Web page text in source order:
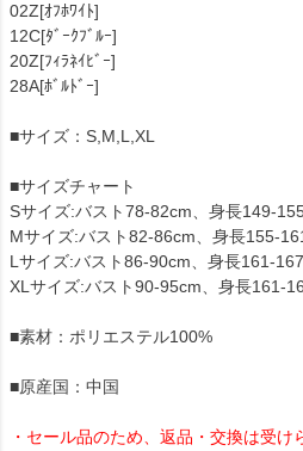
02Z[ｵﾌﾎﾜｲﾄ]
12C[ﾀﾞｰｸﾌﾞﾙｰ]
20Z[ﾌｨﾗﾈｲﾋﾞｰ]
28A[ﾎﾞﾙﾄﾞｰ]
■サイズ：S,M,L,XL
■サイズチャート
Sサイズ:バスト78-82cm、身長149-
Mサイズ:バスト82-86cm、身長155-
Lサイズ:バスト86-90cm、身長161-
XLサイズ:バスト90-95cm、身長161-
■素材：ポリエステル100%
■原産国：中国
・セール品のため、返品・交換は受け